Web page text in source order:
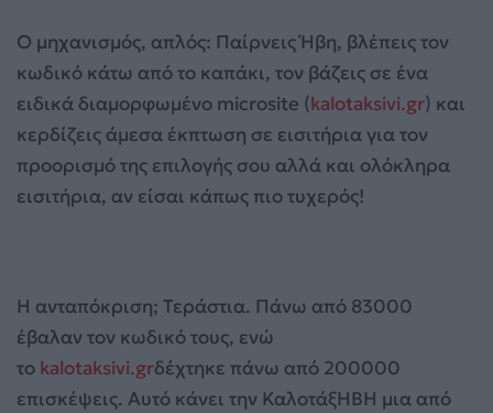
Ο μηχανισμός, απλός: Παίρνεις Ήβη, βλέπεις τον
κωδικό κάτω από το καπάκι, τον βάζεις σε ένα
ειδικά διαμορφωμένο microsite (kalotaksivi.gr) και
κερδίζεις άμεσα έκπτωση σε εισιτήρια για τον
προορισμό της επιλογής σου αλλά και ολόκληρα
εισιτήρια, αν είσαι κάπως πιο τυχερός!
Η ανταπόκριση; Τεράστια. Πάνω από 83000
έβαλαν τον κωδικό τους, ενώ
το kalotaksivi.grδέχτηκε πάνω από 200000
επισκέψεις. Αυτό κάνει την ΚαλοτάξΗΒΗ μια από